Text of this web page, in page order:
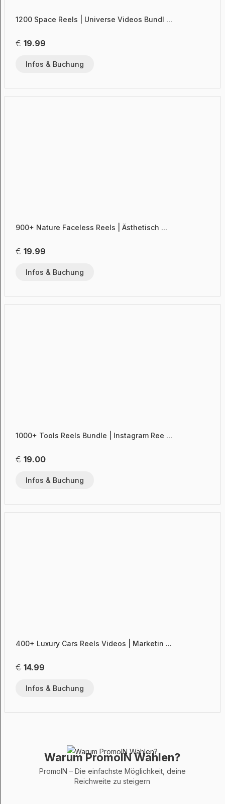
1200 Space Reels | Universe Videos Bundl ...
€ 19.99
Infos & Buchung
900+ Nature Faceless Reels | Ästhetisch ...
€ 19.99
Infos & Buchung
1000+ Tools Reels Bundle | Instagram Ree ...
€ 19.00
Infos & Buchung
400+ Luxury Cars Reels Videos | Marketin ...
€ 14.99
Infos & Buchung
Warum PromoIN Wählen?
PromoIN – Die einfachste Möglichkeit, deine
Reichweite zu steigern